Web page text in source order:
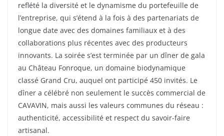
reflété la diversité et le dynamisme du portefeuille de
l’entreprise, qui s’étend à la fois à des partenariats de
longue date avec des domaines familiaux et à des
collaborations plus récentes avec des producteurs
innovants. La soirée s’est terminée par un dîner de gala
au Château Fonroque, un domaine biodynamique
classé Grand Cru, auquel ont participé 450 invités. Le
dîner a célébré non seulement le succès commercial de
CAVAVIN, mais aussi les valeurs communes du réseau :
authenticité, accessibilité et respect du savoir-faire
artisanal.